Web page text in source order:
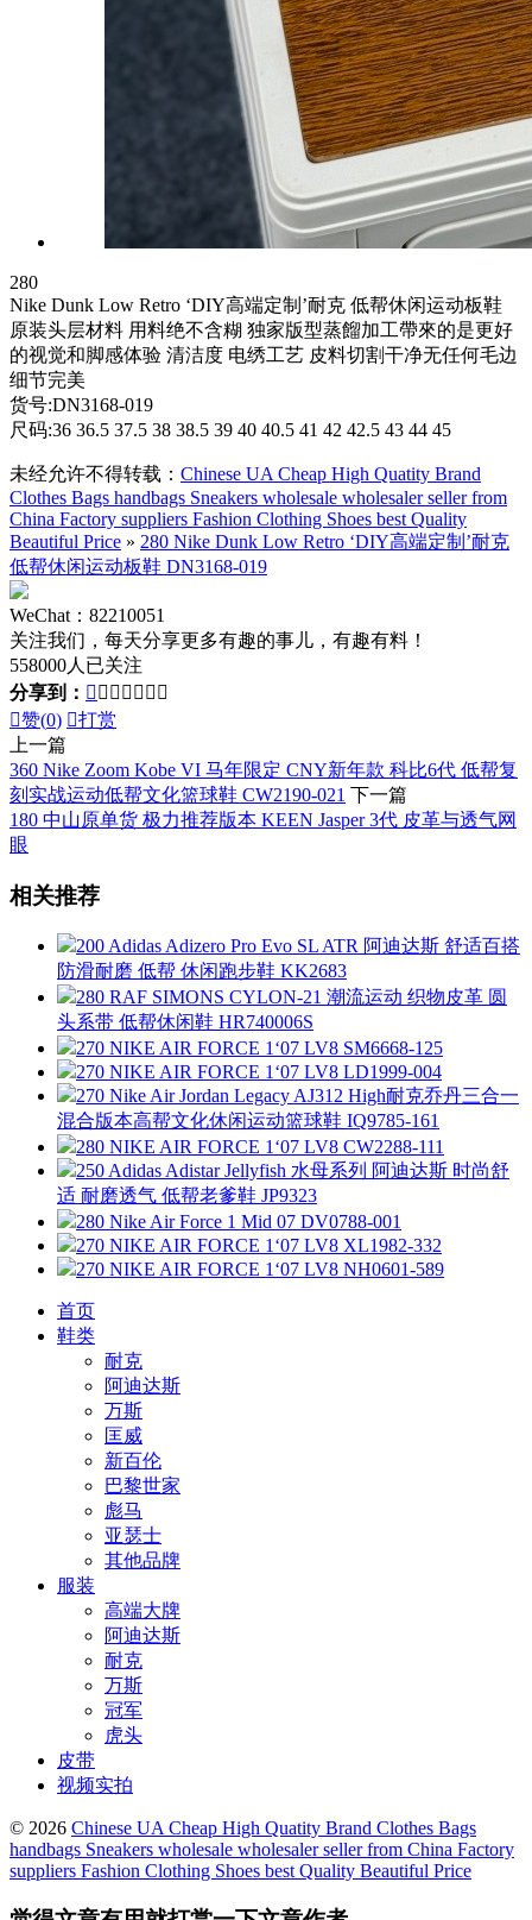
280
Nike Dunk Low Retro ‘DIY高端定制’耐克 低帮休闲运动板鞋
原装头层材料 用料绝不含糊 独家版型蒸餾加工帶來的是更好
的视觉和脚感体验 清洁度 电绣工艺 皮料切割干净无任何毛边
细节完美
货号:DN3168-019
尺码:36 36.5 37.5 38 38.5 39 40 40.5 41 42 42.5 43 44 45
未经允许不得转载： Chinese UA Cheap High Quatity Brand
Clothes Bags handbags Sneakers wholesale wholesaler seller from
China Factory suppliers Fashion Clothing Shoes best Quality
Beautiful Price » 280 Nike Dunk Low Retro ‘DIY高端定制’耐克
低帮休闲运动板鞋 DN3168-019
WeChat：82210051
关注我们，每天分享更多有趣的事儿，有趣有料！
558000人已关注
分享到：       
赞(0) 打赏
上一篇
360 Nike Zoom Kobe VI 马年限定 CNY新年款 科比6代 低帮复
刻实战运动低帮文化篮球鞋 CW2190-021 下一篇
180 中山原单货 极力推荐版本 KEEN Jasper 3代 皮革与透气网
眼
相关推荐
200 Adidas Adizero Pro Evo SL ATR 阿迪达斯 舒适百搭
防滑耐磨 低帮 休闲跑步鞋 KK2683
280 RAF SIMONS CYLON-21 潮流运动 织物皮革 圆
头系带 低帮休闲鞋 HR740006S
270 NIKE AIR FORCE 1‘07 LV8 SM6668-125
270 NIKE AIR FORCE 1‘07 LV8 LD1999-004
270 Nike Air Jordan Legacy AJ312 High耐克乔丹三合一
混合版本高帮文化休闲运动篮球鞋 IQ9785-161
280 NIKE AIR FORCE 1‘07 LV8 CW2288-111
250 Adidas Adistar Jellyfish 水母系列 阿迪达斯 时尚舒
适 耐磨透气 低帮老爹鞋 JP9323
280 Nike Air Force 1 Mid 07 DV0788-001
270 NIKE AIR FORCE 1‘07 LV8 XL1982-332
270 NIKE AIR FORCE 1‘07 LV8 NH0601-589
首页
鞋类
耐克
阿迪达斯
万斯
匡威
新百伦
巴黎世家
彪马
亚瑟士
其他品牌
服装
高端大牌
阿迪达斯
耐克
万斯
冠军
虎头
皮带
视频实拍
© 2026 Chinese UA Cheap High Quatity Brand Clothes Bags
handbags Sneakers wholesale wholesaler seller from China Factory
suppliers Fashion Clothing Shoes best Quality Beautiful Price